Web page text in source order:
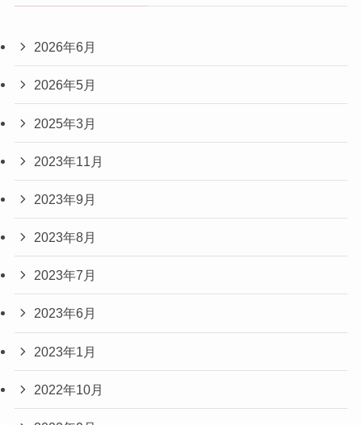
2026年6月
2026年5月
2025年3月
2023年11月
2023年9月
2023年8月
2023年7月
2023年6月
2023年1月
2022年10月